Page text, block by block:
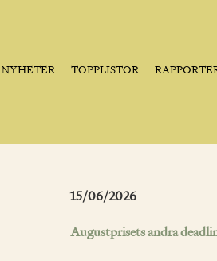
NYHETER TOPPLISTOR
15/06/2026
Augustprisets andra